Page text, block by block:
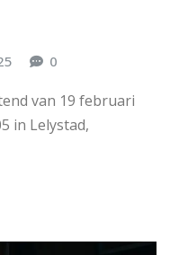
0
van 19 februari
in Lelystad,